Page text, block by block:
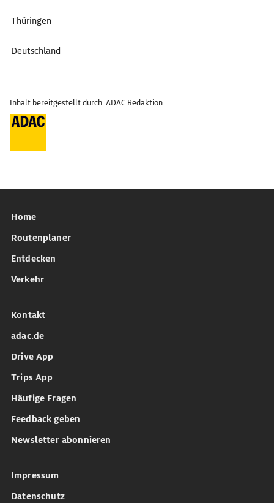
Thüringen
Deutschland
Inhalt bereitgestellt durch: ADAC Redaktion
Home
Routenplaner
Entdecken
Verkehr
Kontakt
adac.de
Drive App
Trips App
Häufige Fragen
Feedback geben
Newsletter abonnieren
Impressum
Datenschutz